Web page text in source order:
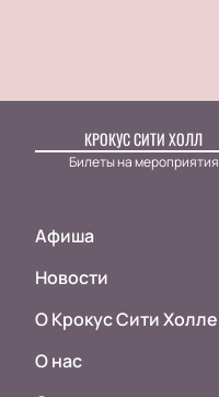
КРОКУС СИТИ ХОЛЛ
Билеты на мероприятия
Афиша
Новости
О Крокус Сити Холле
О нас